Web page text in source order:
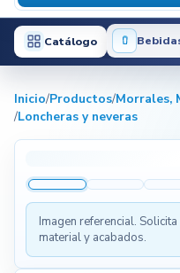
Catálogo
Inicio/Productos/Morrales,
/Loncheras y neveras
Imagen referencial.
material y acabados.